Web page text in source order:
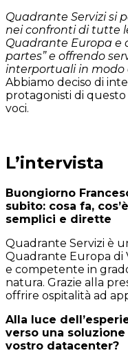
Quadrante Servizi si
nei confronti di tutte
Quadrante Europa e
partes” e offrendo
interportuali in modo
Abbiamo deciso di
protagonisti di
voci.
L’intervista
Buongiorno
subito: cosa fa,
semplici e dirette
Quadrante Servizi è
Quadrante Europa di
e competente in
natura. Grazie alla
offrire ospitalità ad
Alla luce
verso una
vostro datacenter?